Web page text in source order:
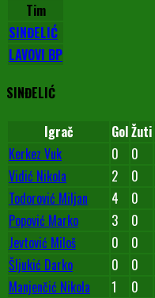
Tim
SINĐELIĆ
LAVOVI BP
SINĐELIĆ
Igrač GolŽuti
Kerkez Vuk
0 0
Vidić Nikola
2 0
Todorović Miljan
4 0
Popović Marko
3 0
Jevtović Miloš
0 0
Šljukić Darko
0 0
Manjenčić Nikola
1 0